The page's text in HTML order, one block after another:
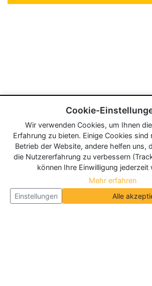
Cookie-
Wir verwenden Cookies, um Ihnen
Erfahrung zu bieten. Einige Cookies
Betrieb der Website, andere helfen uns,
die Nutzererfahrung zu verbessern
können Ihre Einwilligung jederzeit
Mehr erfahren
Einstellungen
Alle